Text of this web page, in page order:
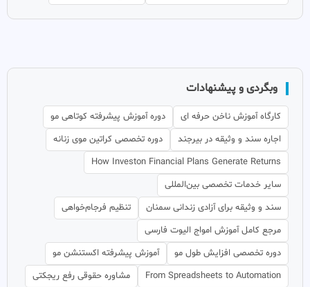
وبگردی و پیشنهادات
کارگاه آموزش ناخن حرفه ای
دوره آموزش پیشرفته کوتاهی مو
اجاره سند و وثیقه در بیرجند
دوره تخصصی کراتین موی زنانه
How Investon Financial Plans Generate Returns
سایر خدمات تخصصی بین‌المللی
سند و وثیقه برای آزادی زندانی سمنان
تنظیم فرجام‌خواهی
مرجع کامل آموزش امواج الیوت فارسی
دوره تخصصی افزایش طول مو
آموزش پیشرفته اکستنشن مو
From Spreadsheets to Automation
مشاوره حقوقی رفع ریجکتی